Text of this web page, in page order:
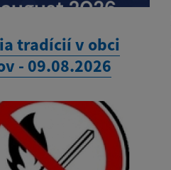
tradícií v obci
- 09.08.2026